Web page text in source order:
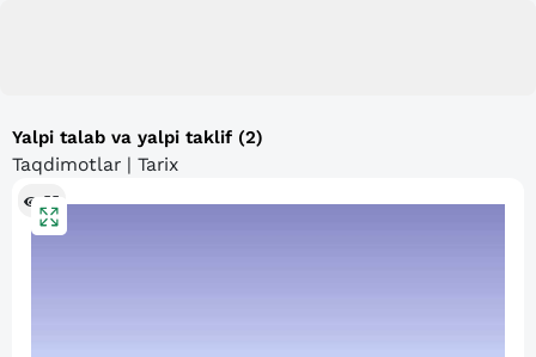
Yalpi talab va yalpi taklif (2)
Taqdimotlar | Tarix
55